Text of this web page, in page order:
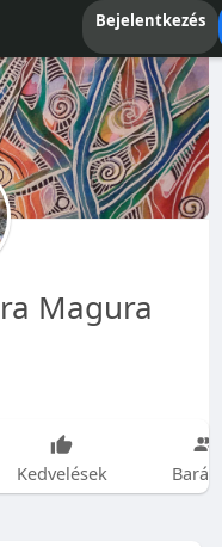
Bejelentkezés
Magura
Kedvelések